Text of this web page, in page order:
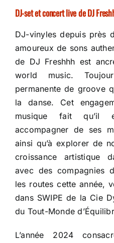
DJ-set et concert live de DJ
DJ-vinyles depuis près
amoureux de sons
de DJ Freshhh est
world music.
permanente de groove
la danse. Cet
musique fait qu’il
accompagner de ses
ainsi qu’à explorer de
croissance artistique
avec des compagnies
les routes cette année,
dans SWIPE de la Cie
du Tout-Monde
L’année 2024